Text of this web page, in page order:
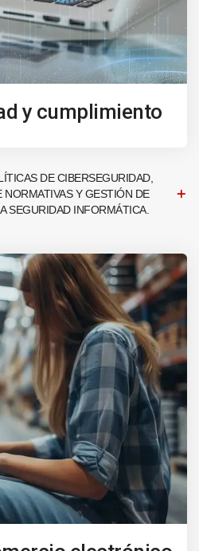
y cumplimiento
DE CIBERSEGURIDAD,
Y GESTIÓN DE
SEGURIDAD INFORMÁTICA.